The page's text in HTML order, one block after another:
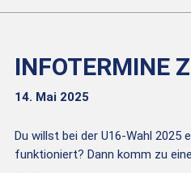
INFOTERMINE
14. Mai 2025
Du willst bei der U16-Wahl 2025
funktioniert? Dann komm zu